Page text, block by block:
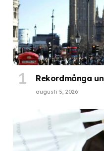
Rekordmånga
augusti 5, 2026